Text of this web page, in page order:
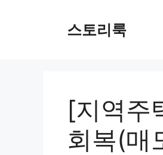
스토리룩
[지역주
회복(매